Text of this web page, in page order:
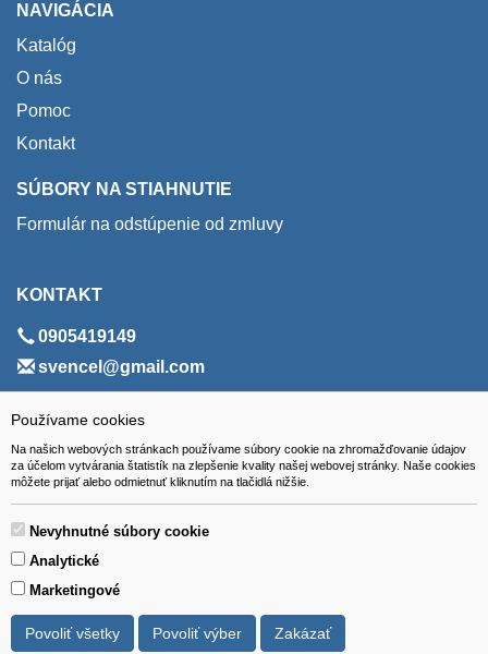
Používame cookies
Na našich webových stránkach používame súbory cookie na zhromažďovanie údajov
za účelom vytvárania štatistík na zlepšenie kvality našej webovej stránky. Naše cookies
môžete prijať alebo odmietnuť kliknutím na tlačidlá nižšie.
Nevyhnutné súbory cookie
Analytické
Marketingové
Povoliť všetky Povoliť výber Zakázať
NAVIGÁCIA
Katalóg
O nás
Pomoc
Kontakt
SÚBORY NA STIAHNUTIE
Formulár na odstúpenie od zmluvy
KONTAKT
0905419149
svencel@gmail.com
ADRESA
VEST - tech s.r.o.
Hviezdoslavova 280/6, 965 01 Žiar nad Hronom
Slovakia (Slovak Republic)
Všetky ceny sú uvádzané vrátane DPH.